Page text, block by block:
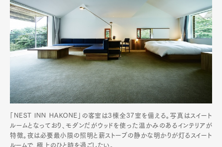
「NEST INN HAKONE」の客室は3棟全37室を備える。写真はスイート
ルームとなっており、モダンだがウッドを使った温かみのあるインテリアが
特徴。夜は必要最小限の照明と薪ストーブの静かな明かりが灯るスイート
ルームで、極上のひと時を過ごしたい。